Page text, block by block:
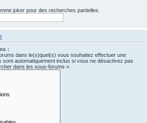
joker pour des recherches partielles.
:
dans le(s)quel(s) vous souhaitez effectuer une
automatiquement inclus si vous ne désactivez pas
dans les sous-forums ».